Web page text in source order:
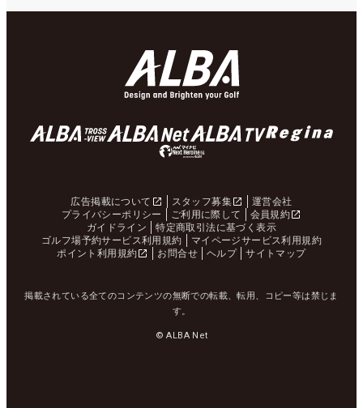
広告掲載について スタッフ募集
運営会社
プライバシーポリシー
ご利用に際して
会員規約
ガイドライン
特定商取引法に基づく表示
ゴルフ場予約サービス利用規約
マイページサービス利用規約
ポイント利用規約
お問合せ ヘルプ サイトマップ
掲載されている全てのコンテンツの無断での転載、転用、コピー等は禁じま
す。
© ALBA Net